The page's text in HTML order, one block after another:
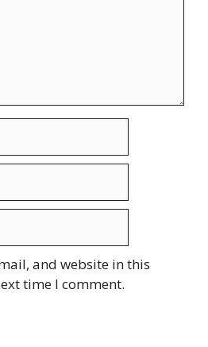
and website in this
time I comment.